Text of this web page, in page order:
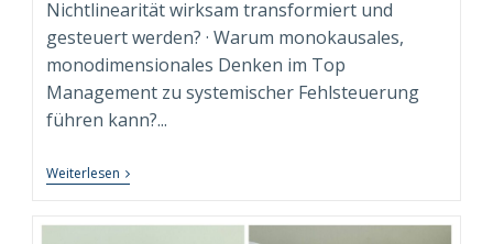
Nichtlinearität wirksam transformiert und
gesteuert werden? · Warum monokausales,
monodimensionales Denken im Top
Management zu systemischer Fehlsteuerung
führen kann?...
Weiterlesen “Syndimensionale
Neuausrichtung
Nachhaltigen